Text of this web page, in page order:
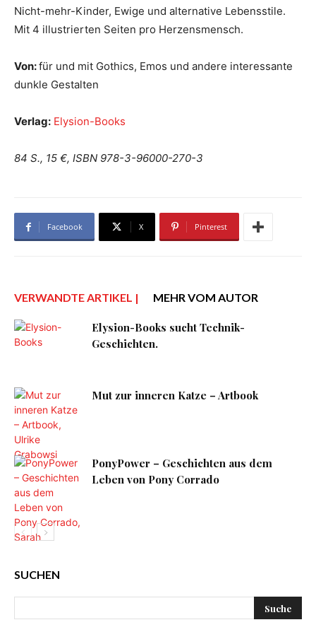
Nicht-mehr-Kinder, Ewige und alternative Lebensstile.
Mit 4 illustrierten Seiten pro Herzensmensch.
Von:für und mit Gothics, Emos und andere interessante
dunkle Gestalten
Verlag: Elysion-Books
84 S., 15 €, ISBN 978-3-96000-270-3
Facebook X Pinterest
VERWANDTE ARTIKEL | MEHR VOM AUTOR
Elysion-Books sucht Technik-
Geschichten.
Mut zur inneren Katze – Artbook
PonyPower – Geschichten aus dem
Leben von Pony Corrado
SUCHEN